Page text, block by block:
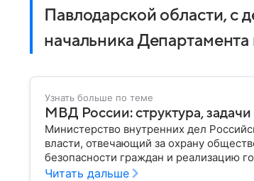
Павлодарской области, с
начальника
Узнать больше по теме
МВД России: структура,
Министерство внутренних дел
власти, отвечающий за охрану
безопасности граждан и реализацию
материале рассказываем, чем
Читать дальше